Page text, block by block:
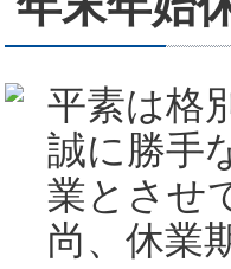
平素は格
誠に勝手
業とさせ
尚、休業